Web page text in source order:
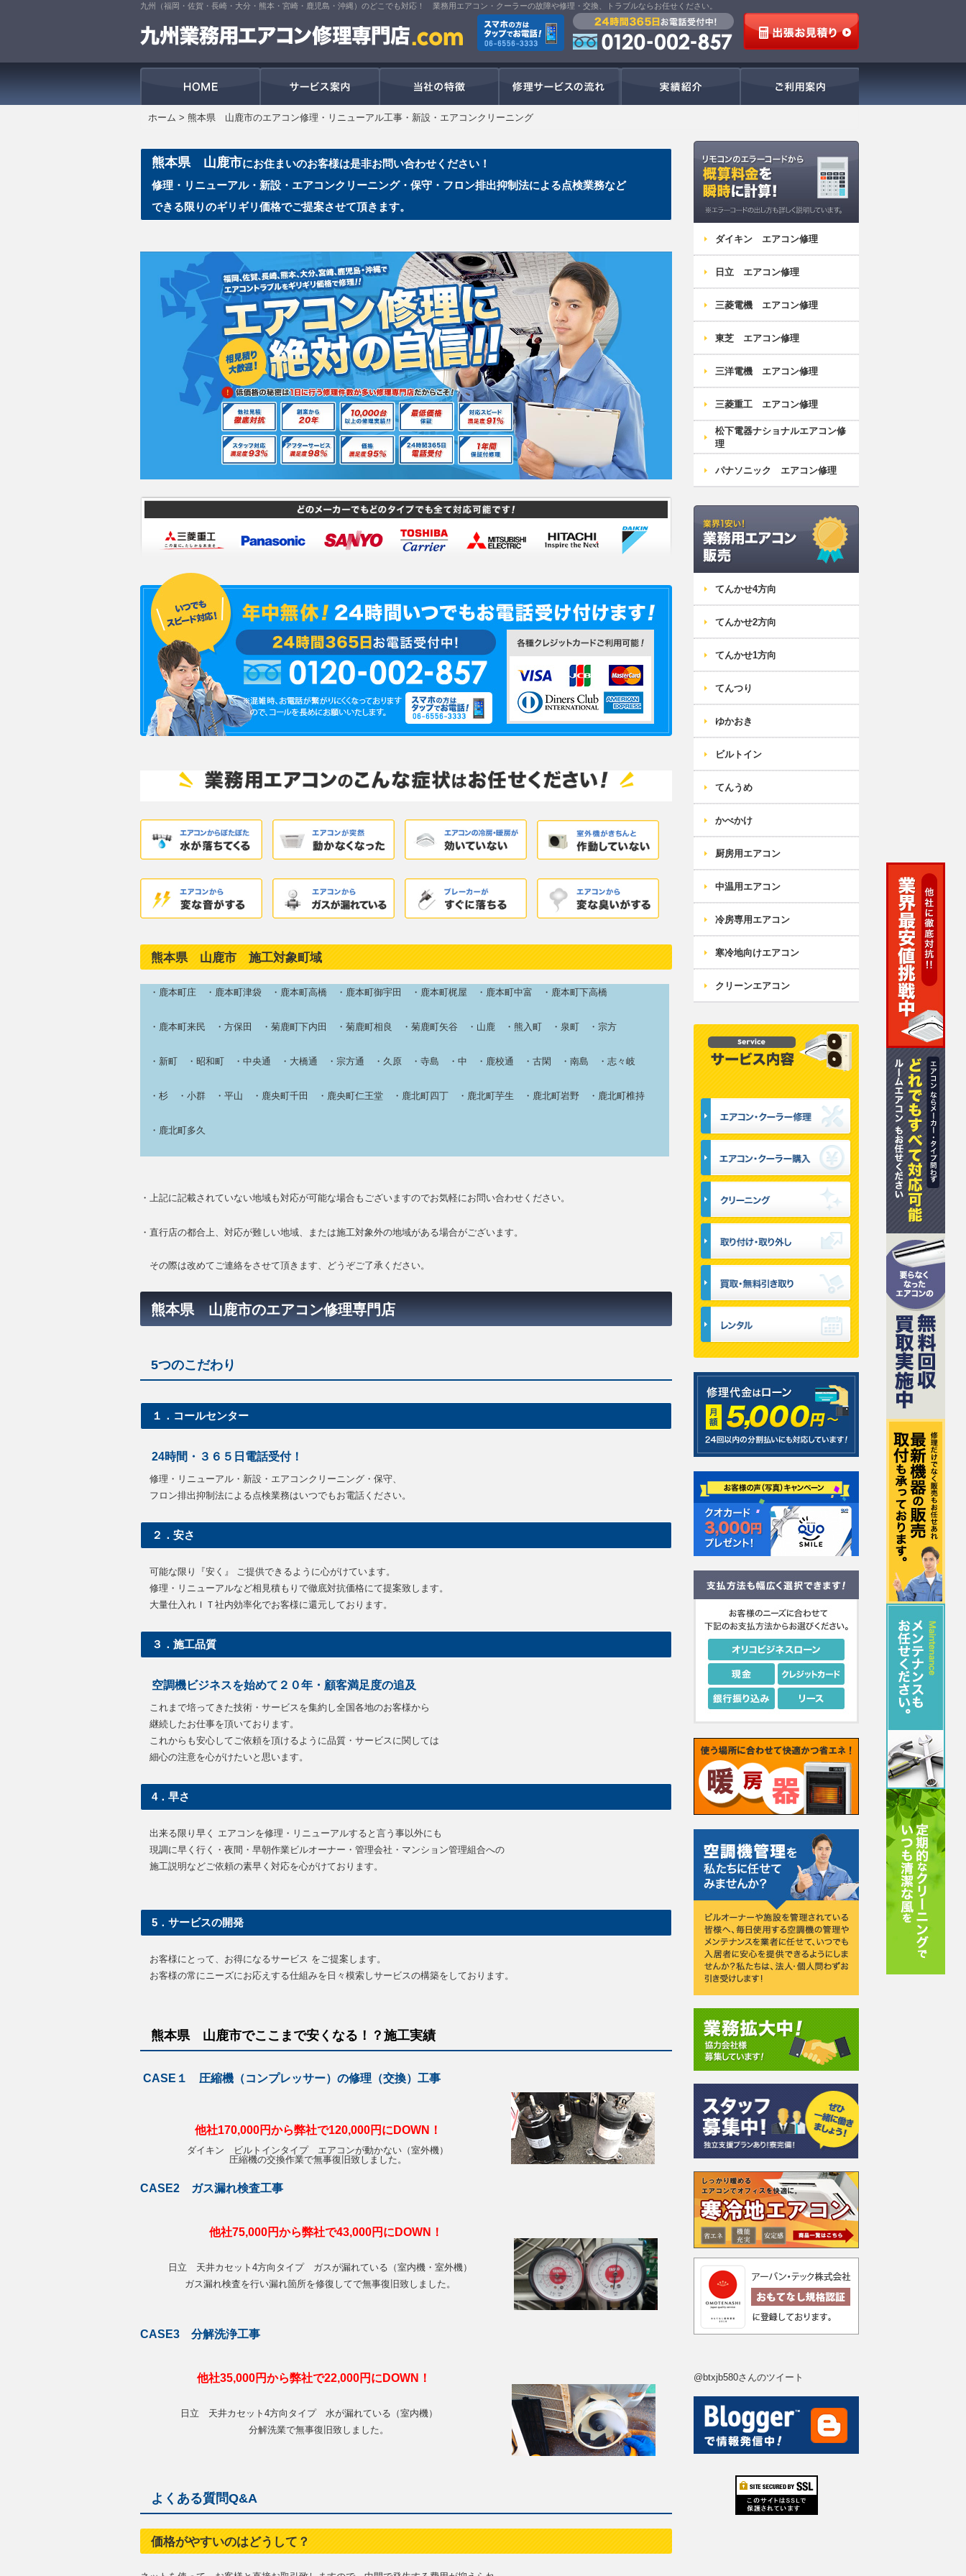
九州（福岡・佐賀・長崎・大分・熊本・宮崎・鹿児島・沖縄）のどこでも対応！ 業務用エアコン・クーラーの故障や修理・交換、トラブルならお任せください。
ホーム > 熊本県 山鹿市のエアコン修理・リニューアル工事・新設・エアコンクリーニング
熊本県 山鹿市にお住まいのお客様は是非お問い合わせください！
修理・リニューアル・新設・エアコンクリーニング・保守・フロン排出抑制法による点検業務など
できる限りのギリギリ価格でご提案させて頂きます。
熊本県 山鹿市 施工対象町域
・鹿本町庄 ・鹿本町津袋 ・鹿本町高橋 ・鹿本町御宇田 ・鹿本町梶屋 ・鹿本町中富 ・鹿本町下高橋
・鹿本町来民 ・方保田 ・菊鹿町下内田 ・菊鹿町相良 ・菊鹿町矢谷 ・山鹿 ・熊入町 ・泉町 ・宗方
・新町 ・昭和町 ・中央通 ・大橋通 ・宗方通 ・久原 ・寺島 ・中 ・鹿校通 ・古閑 ・南島 ・志々岐
・杉 ・小群 ・平山 ・鹿央町千田 ・鹿央町仁王堂 ・鹿北町四丁 ・鹿北町芋生 ・鹿北町岩野 ・鹿北町椎持
・鹿北町多久
・上記に記載されていない地域も対応が可能な場合もございますのでお気軽にお問い合わせください。
・直行店の都合上、対応が難しい地域、または施工対象外の地域がある場合がございます。
その際は改めてご連絡をさせて頂きます、どうぞご了承ください。
熊本県 山鹿市のエアコン修理専門店
5つのこだわり
１．コールセンター
24時間・３６５日電話受付！
修理・リニューアル・新設・エアコンクリーニング・保守、
フロン排出抑制法による点検業務はいつでもお電話ください。
２．安さ
可能な限り『安く』 ご提供できるように心がけています。
修理・リニューアルなど相見積もりで徹底対抗価格にて提案致します。
大量仕入れＩＴ社内効率化でお客様に還元しております。
３．施工品質
空調機ビジネスを始めて２０年・顧客満足度の追及
これまで培ってきた技術・サービスを集約し全国各地のお客様から
継続したお仕事を頂いております。
これからも安心してご依頼を頂けるように品質・サービスに関しては
細心の注意を心がけたいと思います。
4．早さ
出来る限り早く エアコンを修理・リニューアルすると言う事以外にも
現調に早く行く・夜間・早朝作業ビルオーナー・管理会社・マンション管理組合への
施工説明などご依頼の素早く対応を心がけております。
5．サービスの開発
お客様にとって、お得になるサービス をご提案します。
お客様の常にニーズにお応えする仕組みを日々模索しサービスの構築をしております。
熊本県 山鹿市でここまで安くなる！？施工実績
CASE１ 圧縮機（コンプレッサー）の修理（交換）工事
他社170,000円から弊社で120,000円にDOWN！
ダイキン ビルトインタイプ エアコンが動かない（室外機）
圧縮機の交換作業で無事復旧致しました。
CASE2 ガス漏れ検査工事
他社75,000円から弊社で43,000円にDOWN！
日立 天井カセット4方向タイプ ガスが漏れている（室内機・室外機）
ガス漏れ検査を行い漏れ箇所を修復してで無事復旧致しました。
CASE3 分解洗浄工事
他社35,000円から弊社で22,000円にDOWN！
日立 天井カセット4方向タイプ 水が漏れている（室内機）
分解洗業で無事復旧致しました。
よくある質問Q&A
価格がやすいのはどうして？
ダイキン エアコン修理
日立 エアコン修理
三菱電機 エアコン修理
東芝 エアコン修理
三洋電機 エアコン修理
三菱重工 エアコン修理
松下電器ナショナルエアコン修
理
パナソニック エアコン修理
てんかせ4方向
てんかせ2方向
てんかせ1方向
てんつり
ゆかおき
ビルトイン
てんうめ
かべかけ
厨房用エアコン
中温用エアコン
冷房専用エアコン
寒冷地向けエアコン
クリーンエアコン
サービス内容
@btxjb580さんのツイート